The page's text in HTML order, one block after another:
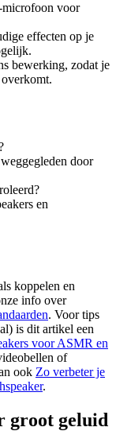
microfoon voor
effecten op je
bewerking, zodat je
door
en
koppelen en
info over
. Voor tips
is dit artikel een
voor ASMR en
of
ook Zo verbeter je
.
groot geluid